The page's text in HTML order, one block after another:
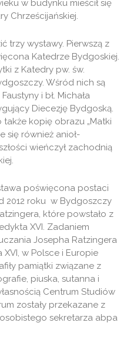
w budynku mieścił się
Chrześcijańskiej.
trzy wystawy. Pierwszą z
Katedrze Bydgoskiej.
z Katedry pw. św.
Wśród nich są
i bł. Michała
Diecezję Bydgoską.
kopię obrazu „Matki
się również anioł-
wieńczył zachodnią
poświęcona postaci
2012 roku w Bydgoszczy
które powstało z
XVI. Zadaniem
Josepha Ratzingera
w Polsce i Europie
pamiątki związane z
piuska, sutanna i
Centrum Studiów
zostały przekazane z
sekretarza abpa